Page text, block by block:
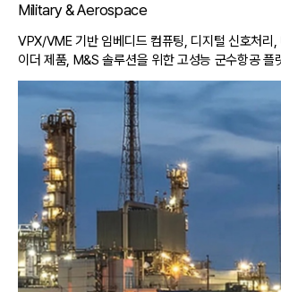
Military & Aerospace
VPX/VME 기반 임베디드 컴퓨팅, 디지털 신호처리,
이더 제품, M&S 솔루션을 위한 고성능 군수항공 플